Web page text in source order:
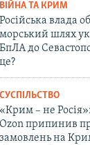
ВІЙНА ТА КРИМ
Російська влада
морський шлях
БпЛА до
це?
СУСПІЛЬСТВО
«Крим – не
Ozon припинив
замовлень на